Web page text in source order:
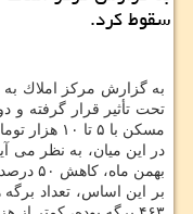
سقوط كرد.
به گزارش مركز املاك به
مسكن با ۵ تا ۱۰ هزار تومان سقوط نسبت به دو هفته گذشته، به بازه ۵۰ تا ۵۵ هزار تومان بازگشته و نوسانات گوناگونی را ثبت كرده است.
در این میان، به نظر می
بهمن ماه، كاهش ۵۰ درصدی داشته و متهم ردیف اول این اتفاق را كاهش مراجعات مردم به دفاتر مشاوران املاك و فایل های خرید و